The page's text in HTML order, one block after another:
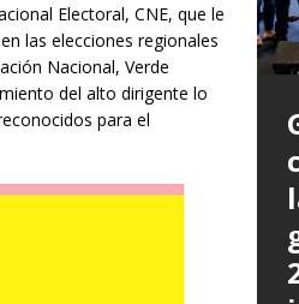
Electoral, CNE, que le
las elecciones regionales
Nacional, Verde
del alto dirigente lo
para el